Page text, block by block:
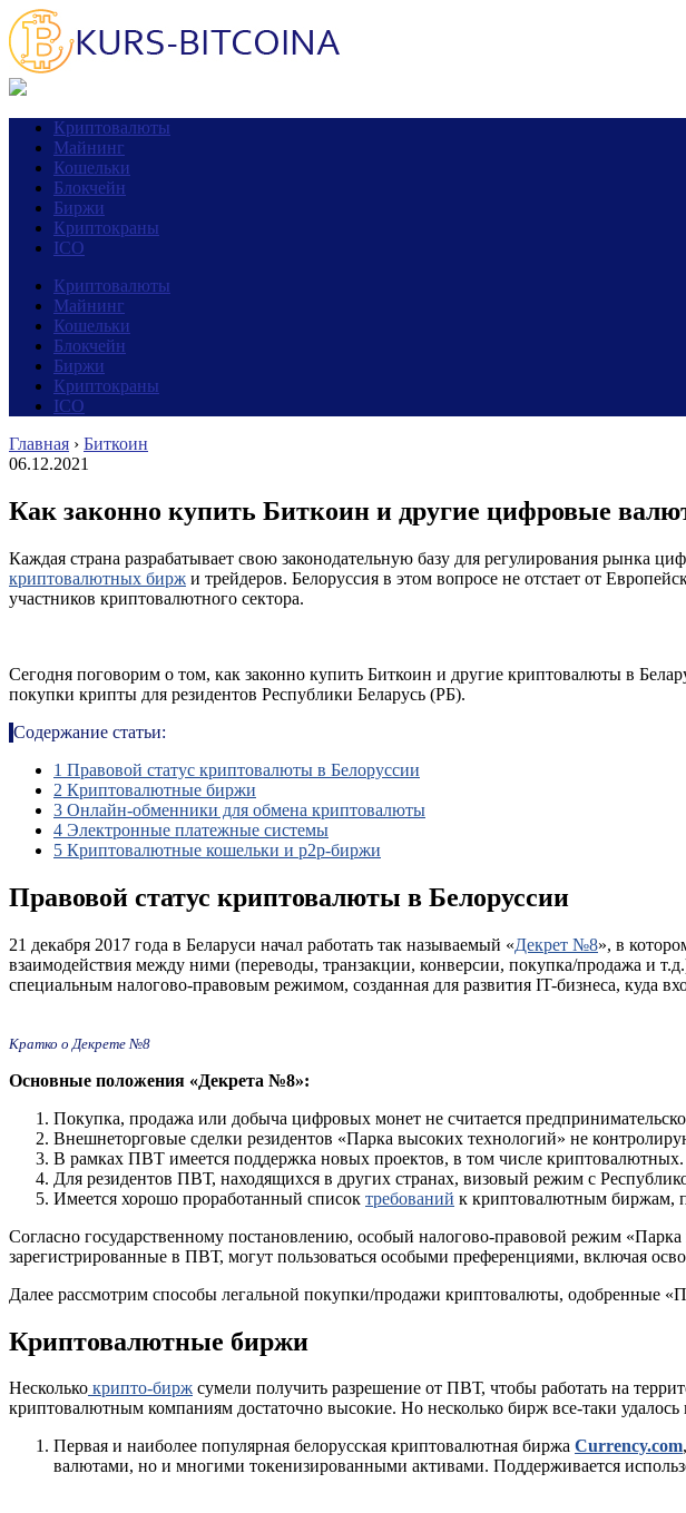
Криптовалюты
Майнинг
Кошельки
Блокчейн
Биржи
Криптокраны
ICO
Криптовалюты
Майнинг
Кошельки
Блокчейн
Биржи
Криптокраны
ICO
Главная › Биткоин
06.12.2021
Как законно купить Биткоин и другие цифровые
Каждая страна разрабатывает свою законодательную базу для регулирования рынка
криптовалютных бирж и трейдеров. Белоруссия в этом вопросе не отстает от
участников криптовалютного сектора.
Сегодня поговорим о том, как законно купить Биткоин и другие криптовалюты в
покупки крипты для резидентов Республики Беларусь (РБ).
Содержание статьи:
1 Правовой статус криптовалюты в Белоруссии
2 Криптовалютные биржи
3 Онлайн-обменники для обмена криптовалюты
4 Электронные платежные системы
5 Криптовалютные кошельки и p2p-биржи
Правовой статус криптовалюты в Белоруссии
21 декабря 2017 года в Беларуси начал работать так называемый «Декрет №8», в
взаимодействия между ними (переводы, транзакции, конверсии, покупка/продажа и
специальным налогово-правовым режимом, созданная для развития IT-бизнеса, куда
Кратко о Декрете №8
Основные положения «Декрета №8»:
Покупка, продажа или добыча цифровых монет не считается
Внешнеторговые сделки резидентов «Парка высоких технологий» не
В рамках ПВТ имеется поддержка новых проектов, в том числе криптовалютных.
Для резидентов ПВТ, находящихся в других странах, визовый режим с
Имеется хорошо проработанный список требований к криптовалютным биржам,
Согласно государственному постановлению, особый налогово-правовой режим
зарегистрированные в ПВТ, могут пользоваться особыми преференциями, включая
Далее рассмотрим способы легальной покупки/продажи криптовалюты, одобренные
Криптовалютные биржи
Несколько крипто-бирж сумели получить разрешение от ПВТ, чтобы работать на
криптовалютным компаниям достаточно высокие. Но несколько бирж все-таки удалось
Первая и наиболее популярная белорусская криптовалютная биржа Currency.com
валютами, но и многими токенизированными активами. Поддерживается